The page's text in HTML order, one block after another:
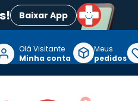
Baixar App
Olá Visitante
Minha conta
Meus
pedidos